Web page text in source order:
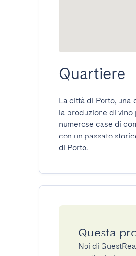
Quartiere
La città di Porto, una
la produzione di vino
numerose case di
con un passato
di Porto.
Questa
Noi di